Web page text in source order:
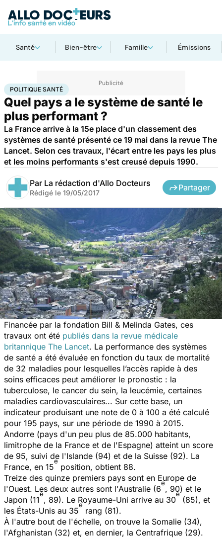
Santé Bien-être Famille Émissions
AccueilSantéSociété Santé publiquePolitique santé
POLITIQUE SANTÉ
Quel pays a le système de santé le
plus performant ?
La France arrive à la 15e place d'un classement des
systèmes de santé présenté ce 19 mai dans la revue The
Lancet. Selon ces travaux, l'écart entre les pays les plus
et les moins performants s'est creusé depuis 1990.
Par La rédaction d'Allo Docteurs
Rédigé le 19/05/2017
Partager
Financée par la fondation Bill & Melinda Gates, ces
travaux ont été publiés dans la revue médicale
britannique The Lancet. La performance des systèmes
de santé a été évaluée en fonction du taux de mortalité
de 32 maladies pour lesquelles l’accès rapide à des
soins efficaces peut améliorer le pronostic : la
tuberculose, le cancer du sein, la leucémie, certaines
maladies cardiovasculaires... Sur cette base, un
indicateur produisant une note de 0 à 100 a été calculé
pour 195 pays, sur une période de 1990 à 2015.
Andorre (pays d'un peu plus de 85.000 habitants,
limitrophe de la France et de l'Espagne) atteint un score
de 95, suivi de l'Islande (94) et de la Suisse (92). La
France, en 15
e
position, obtient 88.
Treize des quinze premiers pays sont en Europe de
l'Ouest. Les deux autres sont l'Australie (6
e
, 90) et le
Japon (11
e
, 89). Le Royaume-Uni arrive au 30
e
(85), et
les États-Unis au 35
e
rang (81).
À l'autre bout de l'échelle, on trouve la Somalie (34),
l'Afghanistan (32) et, en dernier, la Centrafrique (29).